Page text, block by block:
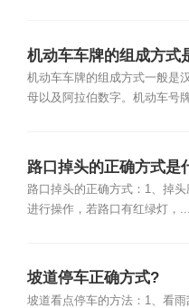
机动车车牌的组成方式
机动车车牌的组成方式一般是
母以及阿拉伯数字。机动车号
路口掉头的正确方式是
路口掉头的正确方式：1、掉
进行操作，若路口有红绿灯，...
坡道停车正确方式?
坡道看点停车的方法：1、看